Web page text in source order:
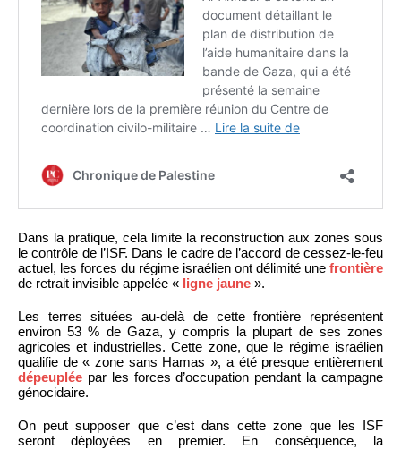
Dans la pratique, cela limite la reconstruction aux zones sous
le contrôle de l’ISF. Dans le cadre de l’accord de cessez-le-feu
actuel, les forces du régime israélien ont délimité une frontière
de retrait invisible appelée « ligne jaune ».
Les terres situées au-delà de cette frontière représentent
environ 53 % de Gaza, y compris la plupart de ses zones
agricoles et industrielles. Cette zone, que le régime israélien
qualifie de « zone sans Hamas », a été presque entièrement
dépeuplée par les forces d’occupation pendant la campagne
génocidaire.
On peut supposer que c’est dans cette zone que les ISF
seront déployées en premier. En conséquence, la